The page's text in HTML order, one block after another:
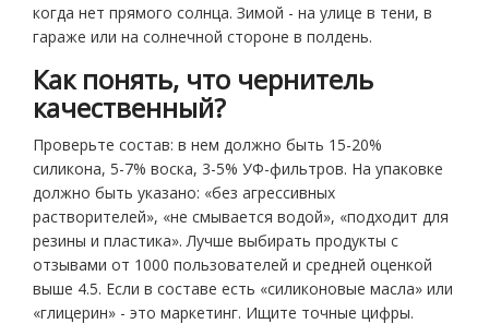
когда нет прямого солнца. Зимой - на улице в тени, в
гараже или на солнечной стороне в полдень.
Как понять, что чернитель
качественный?
Проверьте состав: в нем должно быть 15-20%
силикона, 5-7% воска, 3-5% УФ-фильтров. На упаковке
должно быть указано: «без агрессивных
растворителей», «не смывается водой», «подходит для
резины и пластика». Лучше выбирать продукты с
отзывами от 1000 пользователей и средней оценкой
выше 4.5. Если в составе есть «силиконовые масла» или
«глицерин» - это маркетинг. Ищите точные цифры.